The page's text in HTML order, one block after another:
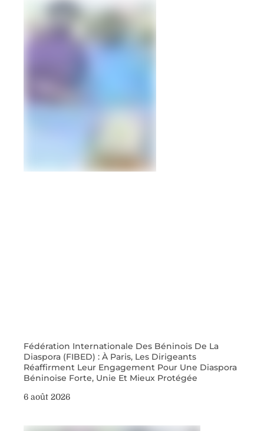
Fédération Internationale Des Béninois De La
Diaspora (FIBED) : À Paris, Les Dirigeants
Réaffirment Leur Engagement Pour Une Diaspora
Béninoise Forte, Unie Et Mieux Protégée
6 août 2026